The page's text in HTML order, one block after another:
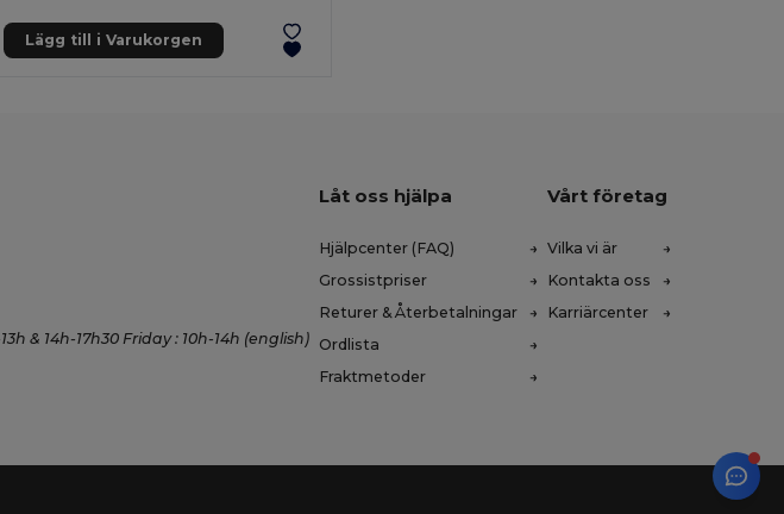
Lägg till i Varukorgen
& 14h-17h30 Friday : 10h-14h (english)
Låt oss hjälpa
Hjälpcenter (FAQ)
Grossistpriser
Returer & Återbetalningar
Ordlista
Fraktmetoder
Vårt företag
Vilka vi är
Kontakta oss
Karriärcenter